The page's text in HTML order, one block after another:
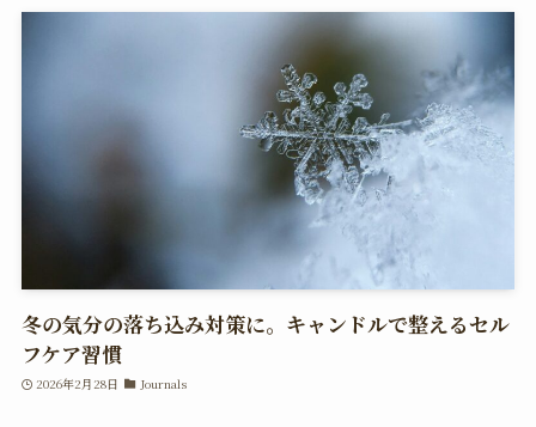
冬の気分の落ち込み対策に。キャンドルで整えるセル
フケア習慣
2026年2月28日 Journals